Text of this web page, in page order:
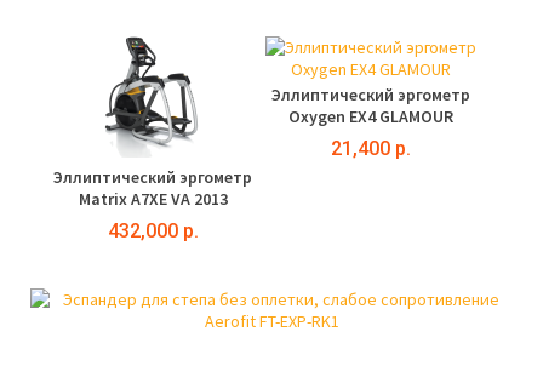
Эллиптический эргометр
Matrix A7XE VA 2013
432,000 р.
Эллиптический эргометр
Oxygen EX4 GLAMOUR
21,400 р.